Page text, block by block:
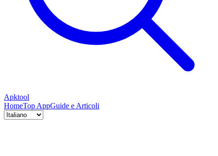
Apktool
HomeTop AppGuide e Articoli